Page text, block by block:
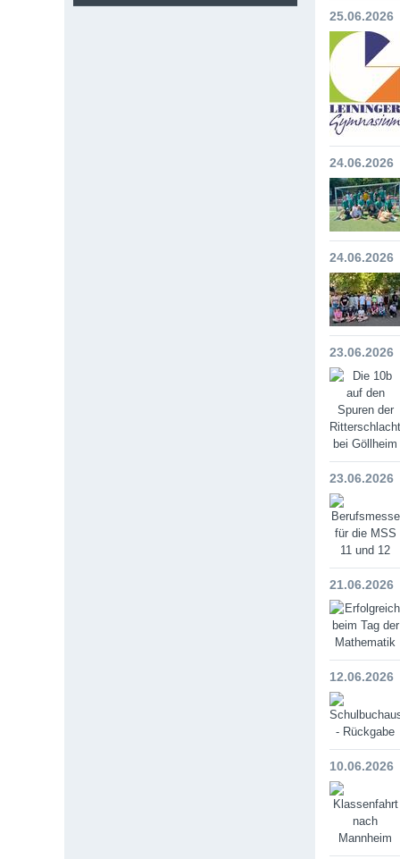
25.06.2026
24.06.2026
24.06.2026
23.06.2026
23.06.2026
21.06.2026
12.06.2026
10.06.2026